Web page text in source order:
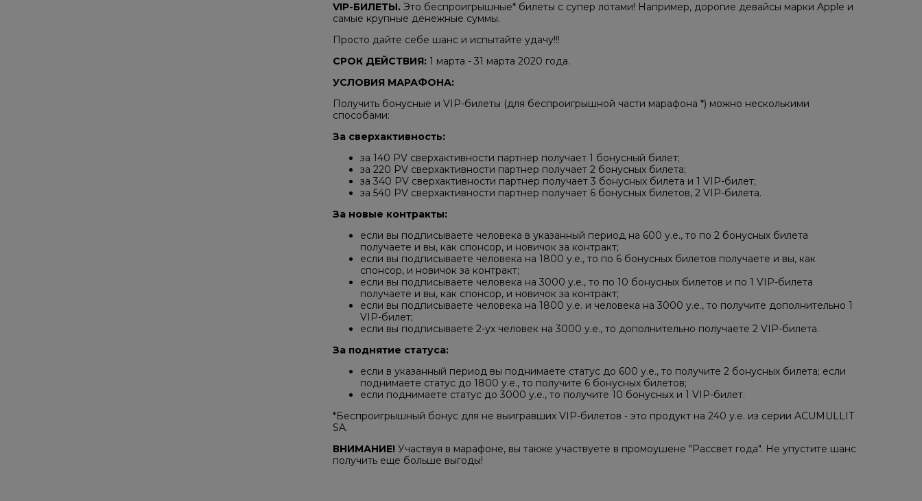
VIP-БИЛЕТЫ. Это беспроигрышные* билеты с супер лотами! Например, дорогие девайсы марки Apple и
самые крупные денежные суммы.
Просто дайте себе шанс и испытайте удачу!!!
СРОК ДЕЙСТВИЯ: 1 марта - 31 марта 2020 года.
УСЛОВИЯ МАРАФОНА:
Получить бонусные и VIP-билеты (для беспроигрышной части марафона *) можно несколькими
способами:
За сверхактивность:
за 140 PV сверхактивности партнер получает 1 бонусный билет;
за 220 PV сверхактивности партнер получает 2 бонусных билета;
за 340 PV сверхактивности партнер получает 3 бонусных билета и 1 VIP-билет;
за 540 PV сверхактивности партнер получает 6 бонусных билетов, 2 VIP-билета.
За новые контракты:
если вы подписываете человека в указанный период на 600 у.е., то по 2 бонусных билета
получаете и вы, как спонсор, и новичок за контракт;
если вы подписываете человека на 1800 у.е., то по 6 бонусных билетов получаете и вы, как
спонсор, и новичок за контракт;
если вы подписываете человека на 3000 у.е., то по 10 бонусных билетов и по 1 VIP-билета
получаете и вы, как спонсор, и новичок за контракт;
если вы подписываете человека на 1800 у.е. и человека на 3000 у.е., то получите дополнительно 1
VIP-билет;
если вы подписываете 2-ух человек на 3000 у.е., то дополнительно получаете 2 VIP-билета.
За поднятие статуса:
если в указанный период вы поднимаете статус до 600 у.е., то получите 2 бонусных билета; если
поднимаете статус до 1800 у.е., то получите 6 бонусных билетов;
если поднимаете статус до 3000 у.е., то получите 10 бонусных и 1 VIP-билет.
*Беспроигрышный бонус для не выигравших VIP-билетов - это продукт на 240 у.е. из серии ACUMULLIT
SA.
ВНИМАНИЕ!Участвуя в марафоне, вы также участвуете в промоушене "Рассвет года". Не упустите шанс
получить еще больше выгоды!